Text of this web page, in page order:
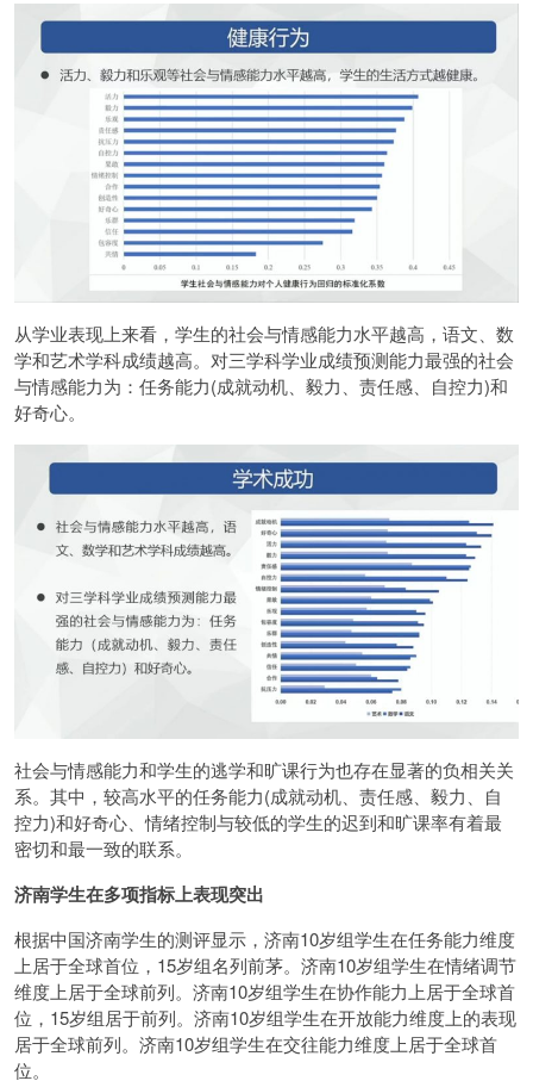
从学业表现上来看，学生的社会与情感能力水平越高，语文、数
学和艺术学科成绩越高。对三学科学业成绩预测能力最强的社会
与情感能力为：任务能力(成就动机、毅力、责任感、自控力)和
好奇心。
社会与情感能力和学生的逃学和旷课行为也存在显著的负相关关
系。其中，较高水平的任务能力(成就动机、责任感、毅力、自
控力)和好奇心、情绪控制与较低的学生的迟到和旷课率有着最
密切和最一致的联系。
济南学生在多项指标上表现突出
根据中国济南学生的测评显示，济南10岁组学生在任务能力维度
上居于全球首位，15岁组名列前茅。济南10岁组学生在情绪调节
维度上居于全球前列。济南10岁组学生在协作能力上居于全球首
位，15岁组居于前列。济南10岁组学生在开放能力维度上的表现
居于全球前列。济南10岁组学生在交往能力维度上居于全球首
位。